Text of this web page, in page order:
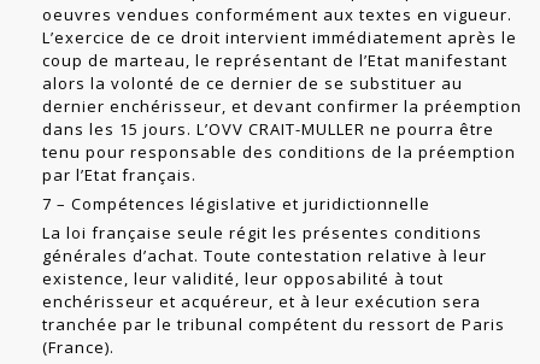
oeuvres vendues conformé­ment aux textes en vigueur.
L’exercice de ce droit intervient immédiatement après le
coup de marteau, le représentant de l’Etat manifestant
alors la volonté de ce dernier de se substituer au
dernier enchérisseur, et devant confirmer la préemp­tion
dans les 15 jours. L’OVV CRAIT-MULLER ne pourra être
tenu pour responsable des conditions de la préemption
par l’Etat français.
7 – Compétences législative et juridictionnelle
La loi française seule régit les présentes conditions
générales d’achat. Toute con­testation relative à leur
existence, leur validité, leur opposabilité à tout
enchéris­seur et acquéreur, et à leur exécution sera
tranchée par le tribunal compétent du ressort de Paris
(France).